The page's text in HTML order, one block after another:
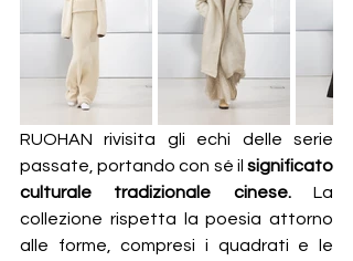
RUOHAN rivisita gli echi delle serie
passate, portando con sé il significato
culturale tradizionale cinese. La
collezione rispetta la poesia attorno
alle forme, compresi i quadrati e le